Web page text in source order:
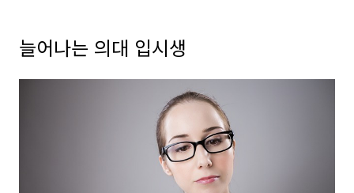
늘어나는 의대 입시생